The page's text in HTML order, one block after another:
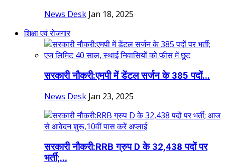
News Desk Jan 18, 2025
शिक्षा एवं रोजगार
सरकारी नौकरी:एमपी में डेंटल सर्जन के 385 पदों...
News Desk Jan 23, 2025
सरकारी नौकरी:RRB ग्रुप D के 32,438 पदों पर
भर्ती;...